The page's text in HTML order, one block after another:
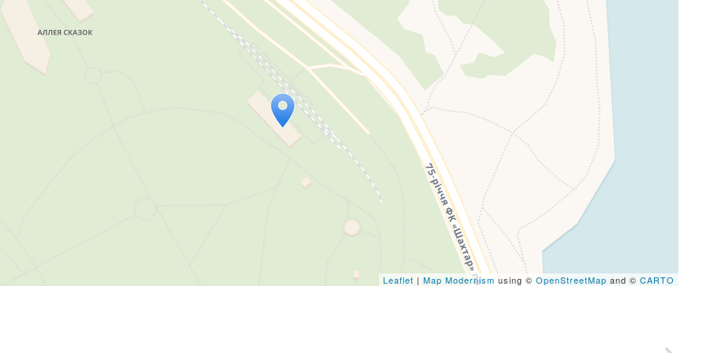
Travelers' Map is loading...
If you see this after your page is loaded completely, leafletJS files are missing.
Leaflet | Map Modernism using © OpenStreetMap and © CARTO